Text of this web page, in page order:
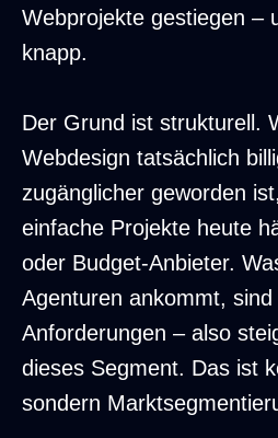
Webprojekte gestiegen –
knapp.
Der Grund ist strukturell.
Webdesign tatsächlich
zugänglicher geworden
einfache Projekte heute
oder Budget-Anbieter.
Agenturen ankommt,
Anforderungen – also
dieses Segment. Das ist
sondern